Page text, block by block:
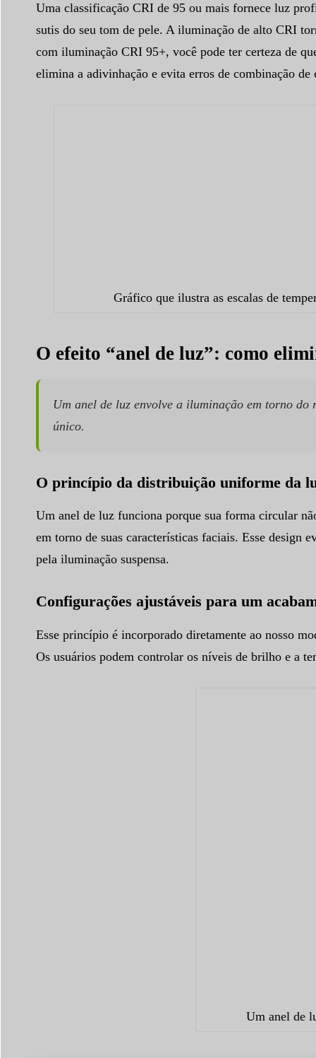
Uma classificação CRI de 95 ou mais fornece luz
sutis do seu tom de pele. A iluminação de alto CRI
com iluminação CRI 95+, você pode ter certeza de
elimina a adivinhação e evita erros de combinação de
Gráfico que ilustra as escalas de
O efeito “anel de luz”: como
Um anel de luz envolve a iluminação em torno do
único.
O princípio da distribuição uniforme da
Um anel de luz funciona porque sua forma circular
em torno de suas características faciais. Esse design
pela iluminação suspensa.
Configurações ajustáveis para um
Esse princípio é incorporado diretamente ao nosso
Os usuários podem controlar os níveis de brilho e a
Um anel de